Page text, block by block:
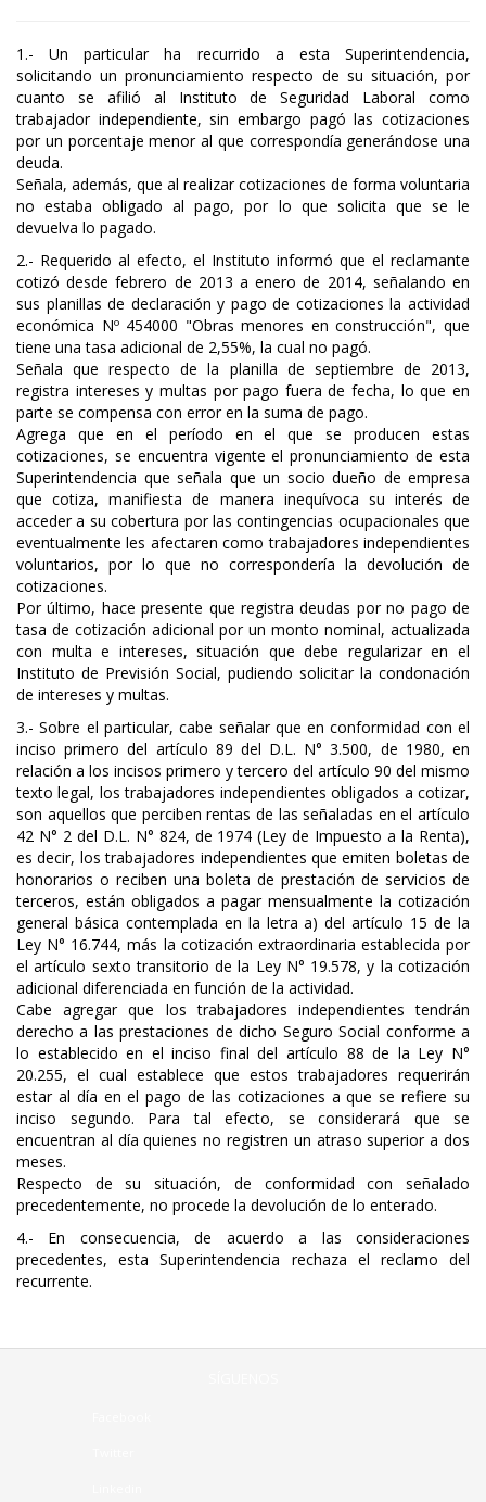
1.- Un particular ha recurrido a esta Superintendencia,
solicitando un pronunciamiento respecto de su situación, por
cuanto se afilió al Instituto de Seguridad Laboral como
trabajador independiente, sin embargo pagó las cotizaciones
por un porcentaje menor al que correspondía generándose una
deuda.
Señala, además, que al realizar cotizaciones de forma voluntaria
no estaba obligado al pago, por lo que solicita que se le
devuelva lo pagado.
2.- Requerido al efecto, el Instituto informó que el reclamante
cotizó desde febrero de 2013 a enero de 2014, señalando en
sus planillas de declaración y pago de cotizaciones la actividad
económica Nº 454000 "Obras menores en construcción", que
tiene una tasa adicional de 2,55%, la cual no pagó.
Señala que respecto de la planilla de septiembre de 2013,
registra intereses y multas por pago fuera de fecha, lo que en
parte se compensa con error en la suma de pago.
Agrega que en el período en el que se producen estas
cotizaciones, se encuentra vigente el pronunciamiento de esta
Superintendencia que señala que un socio dueño de empresa
que cotiza, manifiesta de manera inequívoca su interés de
acceder a su cobertura por las contingencias ocupacionales que
eventualmente les afectaren como trabajadores independientes
voluntarios, por lo que no correspondería la devolución de
cotizaciones.
Por último, hace presente que registra deudas por no pago de
tasa de cotización adicional por un monto nominal, actualizada
con multa e intereses, situación que debe regularizar en el
Instituto de Previsión Social, pudiendo solicitar la condonación
de intereses y multas.
3.- Sobre el particular, cabe señalar que en conformidad con el
inciso primero del artículo 89 del D.L. N° 3.500, de 1980, en
relación a los incisos primero y tercero del artículo 90 del mismo
texto legal, los trabajadores independientes obligados a cotizar,
son aquellos que perciben rentas de las señaladas en el artículo
42 N° 2 del D.L. N° 824, de 1974 (Ley de Impuesto a la Renta),
es decir, los trabajadores independientes que emiten boletas de
honorarios o reciben una boleta de prestación de servicios de
terceros, están obligados a pagar mensualmente la cotización
general básica contemplada en la letra a) del artículo 15 de la
Ley N° 16.744, más la cotización extraordinaria establecida por
el artículo sexto transitorio de la Ley N° 19.578, y la cotización
adicional diferenciada en función de la actividad.
Cabe agregar que los trabajadores independientes tendrán
derecho a las prestaciones de dicho Seguro Social conforme a
lo establecido en el inciso final del artículo 88 de la Ley N°
20.255, el cual establece que estos trabajadores requerirán
estar al día en el pago de las cotizaciones a que se refiere su
inciso segundo. Para tal efecto, se considerará que se
encuentran al día quienes no registren un atraso superior a dos
meses.
Respecto de su situación, de conformidad con señalado
precedentemente, no procede la devolución de lo enterado.
4.- En consecuencia, de acuerdo a las consideraciones
precedentes, esta Superintendencia rechaza el reclamo del
recurrente.